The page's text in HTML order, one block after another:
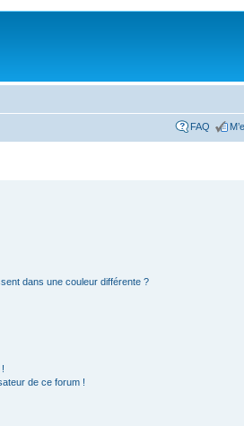
FAQ
dans une couleur différente ?
de ce forum !